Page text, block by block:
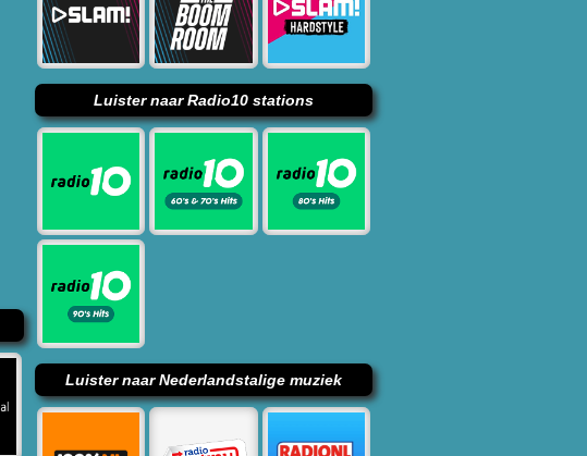
Luister naar Radio10 stations
Luister naar Nederlandstalige muziek